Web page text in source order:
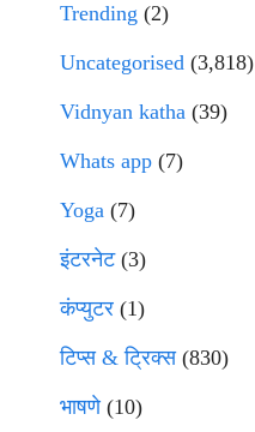
Trending (2)
Uncategorised (3,818)
Vidnyan katha (39)
Whats app (7)
Yoga (7)
इंटरनेट(3)
कंप्युटर (1)
टिप्स & ट्रिक्स(830)
भाषणे(10)